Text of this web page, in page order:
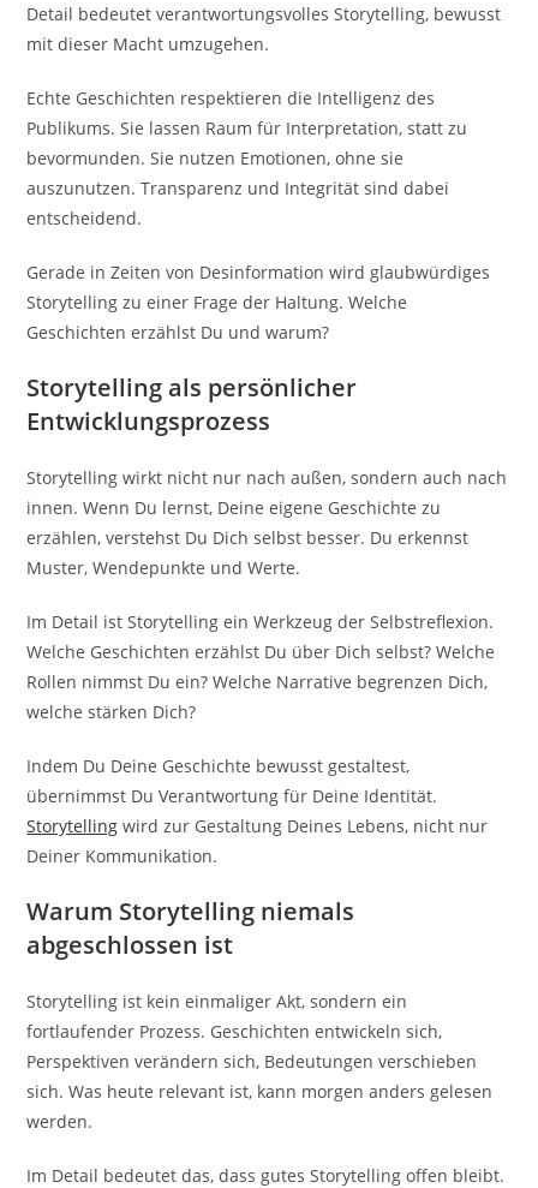
Detail bedeutet verantwortungsvolles Storytelling, bewusst
mit dieser Macht umzugehen.
Echte Geschichten respektieren die Intelligenz des
Publikums. Sie lassen Raum für Interpretation, statt zu
bevormunden. Sie nutzen Emotionen, ohne sie
auszunutzen. Transparenz und Integrität sind dabei
entscheidend.
Gerade in Zeiten von Desinformation wird glaubwürdiges
Storytelling zu einer Frage der Haltung. Welche
Geschichten erzählst Du und warum?
Storytelling als persönlicher
Entwicklungsprozess
Storytelling wirkt nicht nur nach außen, sondern auch nach
innen. Wenn Du lernst, Deine eigene Geschichte zu
erzählen, verstehst Du Dich selbst besser. Du erkennst
Muster, Wendepunkte und Werte.
Im Detail ist Storytelling ein Werkzeug der Selbstreflexion.
Welche Geschichten erzählst Du über Dich selbst? Welche
Rollen nimmst Du ein? Welche Narrative begrenzen Dich,
welche stärken Dich?
Indem Du Deine Geschichte bewusst gestaltest,
übernimmst Du Verantwortung für Deine Identität.
Storytelling wird zur Gestaltung Deines Lebens, nicht nur
Deiner Kommunikation.
Warum Storytelling niemals
abgeschlossen ist
Storytelling ist kein einmaliger Akt, sondern ein
fortlaufender Prozess. Geschichten entwickeln sich,
Perspektiven verändern sich, Bedeutungen verschieben
sich. Was heute relevant ist, kann morgen anders gelesen
werden.
Im Detail bedeutet das, dass gutes Storytelling offen bleibt.